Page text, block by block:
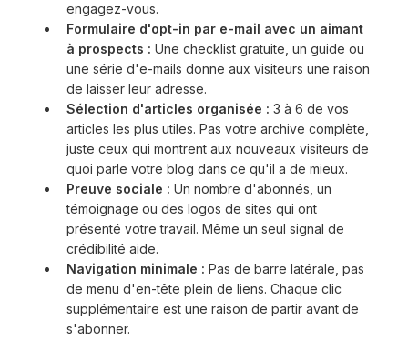
engagez-vous.
Formulaire d'opt-in par e-mail avec un aimant
à prospects : Une checklist gratuite, un guide ou
une série d'e-mails donne aux visiteurs une raison
de laisser leur adresse.
Sélection d'articles organisée : 3 à 6 de vos
articles les plus utiles. Pas votre archive complète,
juste ceux qui montrent aux nouveaux visiteurs de
quoi parle votre blog dans ce qu'il a de mieux.
Preuve sociale : Un nombre d'abonnés, un
témoignage ou des logos de sites qui ont
présenté votre travail. Même un seul signal de
crédibilité aide.
Navigation minimale : Pas de barre latérale, pas
de menu d'en-tête plein de liens. Chaque clic
supplémentaire est une raison de partir avant de
s'abonner.